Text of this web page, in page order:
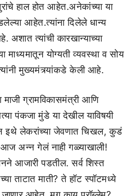
हाल होत आहेत.अनेकांच्या या
आहेत.त्यांना दिलेले धान्य
त्यांची कारखान्याच्या
माध्यमातून योग्यती व्यवस्था व सोय
मुख्यमंत्र्यांकडे केली आहे.
ग्रामविकासमंत्री आणि
पंकजा मुंडे या देखील याविषयी
लेकरांच्या जेवणात चिखल, कुडं
अन्न गेलं नाही गळ्याखाली!
आजारी पडतील. सर्व शिस्त
ताटात माती? ते हॉट स्पॉटमध्ये